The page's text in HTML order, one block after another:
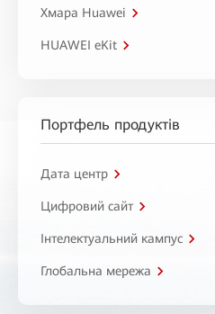
Хмара Huawei
HUAWEI eKit
Портфель продуктів
Дата центр
Цифровий сайт
Інтелектуальний кампус
Глобальна мережа